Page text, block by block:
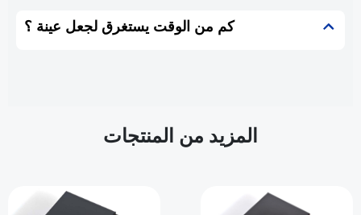
كم من الوقت يستغرق لجعل عينة ؟
المزيد من المنتجات